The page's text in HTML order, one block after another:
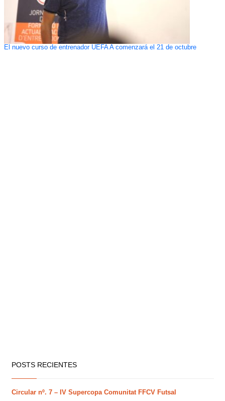
El nuevo curso de entrenador UEFA A comenzará el 21 de octubre
POSTS RECIENTES
Circular nº. 7 – IV Supercopa Comunitat FFCV Futsal